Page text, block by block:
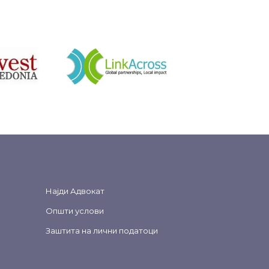
Најди Адвокат
Општи услови
Заштита на лични податоци